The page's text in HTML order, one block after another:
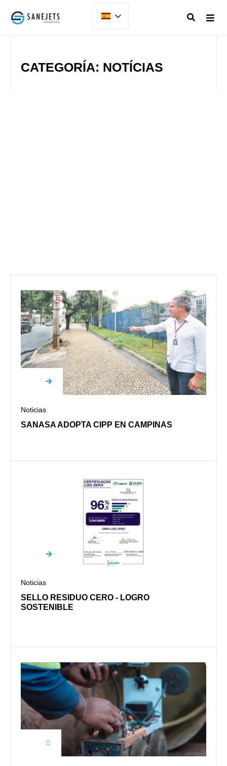
CATEGORÍA: NOTÍCIAS
Noticias
SANASA ADOPTA CIPP EN CAMPINAS
Noticias
SELLO RESIDUO CERO - LOGRO
SOSTENIBLE